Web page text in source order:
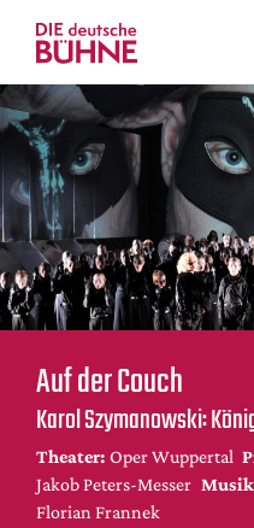
Kritiken
Schauspiel
Musiktheater
Tanz
Crossover
Bühnenwelt
Festivals &
Menschen & Theater
Themen
Internationales
Nachrufe
Medientipps
Auf der Couch
Karol Szymanowski:
Theater: Oper Wuppertal
Jakob Peters-Messer
Florian Frannek